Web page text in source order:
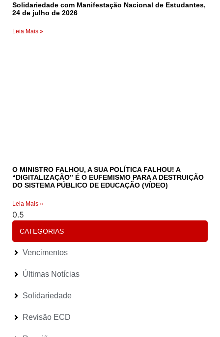
Solidariedade com Manifestação Nacional de Estudantes,
24 de julho de 2026
Leia Mais »
O MINISTRO FALHOU, A SUA POLÍTICA FALHOU! A
“DIGITALIZAÇÃO” É O EUFEMISMO PARA A DESTRUIÇÃO
DO SISTEMA PÚBLICO DE EDUCAÇÃO (VÍDEO)
Leia Mais »
CATEGORIAS
Vencimentos
Últimas Notícias
Solidariedade
Revisão ECD